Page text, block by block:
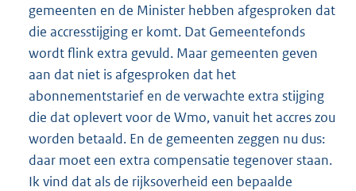
gemeenten en de Minister hebben afgesproken dat
die accresstijging er komt. Dat Gemeentefonds
wordt flink extra gevuld. Maar gemeenten geven
aan dat niet is afgesproken dat het
abonnementstarief en de verwachte extra stijging
die dat oplevert voor de Wmo, vanuit het accres zou
worden betaald. En de gemeenten zeggen nu dus:
daar moet een extra compensatie tegenover staan.
Ik vind dat als de rijksoverheid een bepaalde